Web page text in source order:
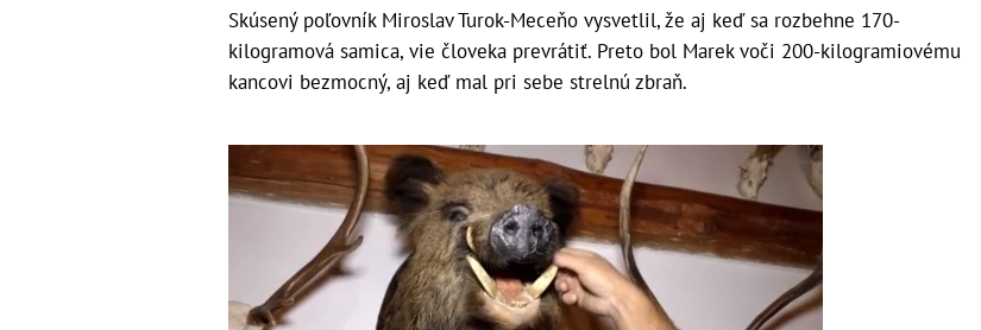
Skúsený poľovník Miroslav Turok-Meceňo vysvetlil, že aj keď sa rozbehne 170-
kilogramová samica, vie človeka prevrátiť. Preto bol Marek voči 200-kilogramiovému
kancovi bezmocný, aj keď mal pri sebe strelnú zbraň.